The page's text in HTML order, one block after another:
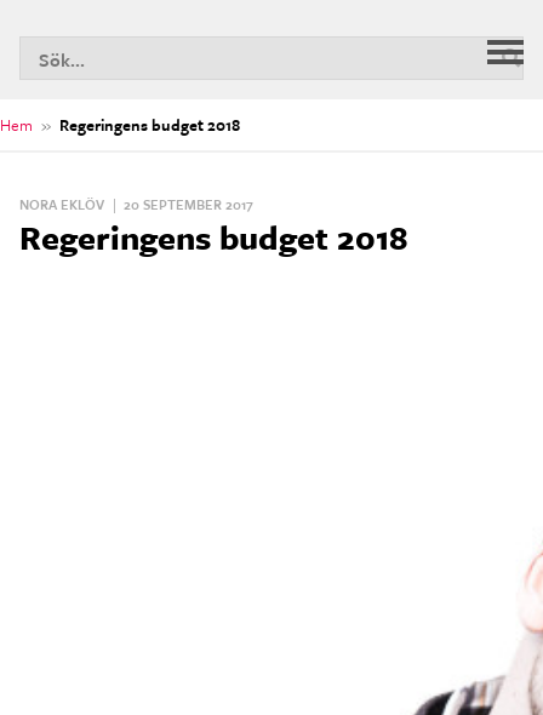
Hem » Regeringens budget 2018
NORA EKLÖV | 20 SEPTEMBER 2017
Regeringens budget 2018